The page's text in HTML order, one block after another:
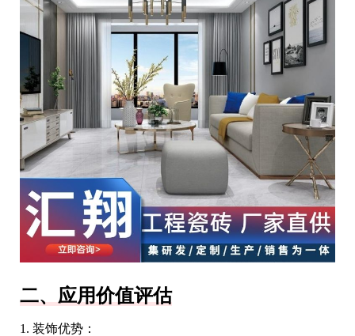
二、应用价值评估
1. 装饰优势：